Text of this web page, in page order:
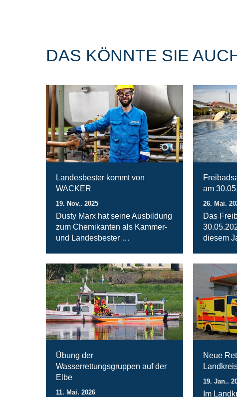
DAS KÖNNTE SIE
Landesbester kommt von
WACKER
19. Nov.. 2025
Dusty Marx hat seine Ausbildung
zum Chemikanten als Kammer-
und Landesbester …
am
26. Mai.
Das
diesem
Übung der
Wasserrettungsgruppen auf der
Elbe
11. Mai. 2026
Neue
19. Jan..
Im